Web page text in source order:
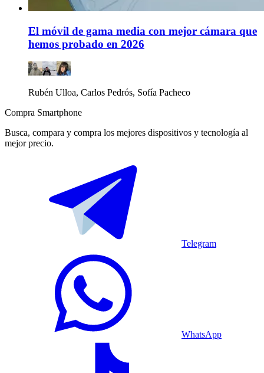
El móvil de gama media con mejor cámara que
hemos probado en 2026
Rubén Ulloa, Carlos Pedrós, Sofía Pacheco
Compra Smartphone
Busca, compara y compra los mejores dispositivos y tecnología al
mejor precio.
Telegram
WhatsApp